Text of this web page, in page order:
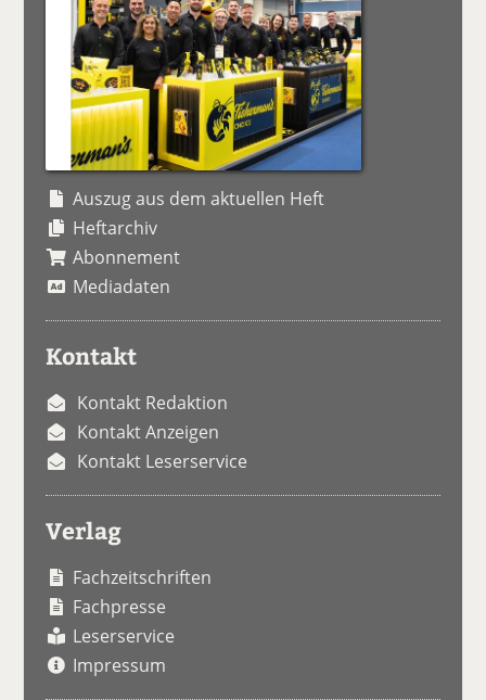
Auszug aus dem aktuellen Heft
Heftarchiv
Abonnement
Mediadaten
Kontakt
Kontakt Redaktion
Kontakt Anzeigen
Kontakt Leserservice
Verlag
Fachzeitschriften
Fachpresse
Leserservice
Impressum